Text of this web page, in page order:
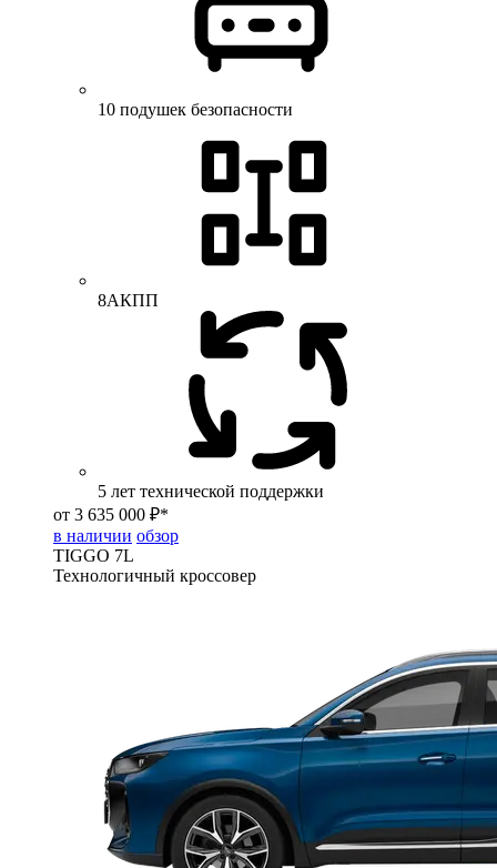
10 подушек безопасности
8АКПП
5 лет технической поддержки
от 3 635 000 ₽*
в наличии обзор
TIGGO 7L
Технологичный кроссовер